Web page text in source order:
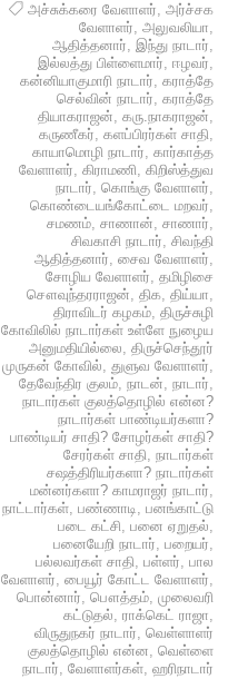
அச்சுக்கரை வேளாளர், அர்ச்சக
வேளாளர், அலுவலியா,
ஆதித்தனார், இந்து நாடார்,
இல்லத்து பிள்ளைமார், ஈழவர்,
கன்னியாகுமாரி நாடார், கராத்தே
செல்வின் நாடார், கராத்தே
தியாகராஜன், கரு.நாகராஜன்,
கருணீகர், களப்பிரர்கள் சாதி,
காயாமொழி நாடார், கார்காத்த
வேளாளர், கிராமணி, கிறிஸ்த்துவ
நாடார், கொங்கு வேளாளர்,
கொண்டையங்கோட்டை மறவர்,
சமணம், சாணான், சாணார்,
சிவகாசி நாடார், சிவந்தி
ஆதித்தனார், சைவ வேளாளர்,
சோழிய வேளாளர், தமிழிசை
சௌவுந்தரராஜன், திக, திய்யா,
திராவிடர் கழகம், திருச்சுழி
கோவிலில் நாடார்கள் உள்ளே நுழைய
அனுமதியில்லை, திருச்செந்தூர்
முருகன் கோவில், துளுவ வேளாளர்,
தேவேந்திர குலம், நாடன், நாடார்,
நாடார்கள் குலத்தொழில் என்ன?
நாடார்கள் பாண்டியர்களா?
பாண்டியர் சாதி? சோழர்கள் சாதி?
சேரர்கள் சாதி, நாடார்கள்
சஷத்திரியர்களா? நாடார்கள்
மன்னர்களா? காமராஜர் நாடார்,
நாட்டார்கள், பண்ணாடி, பனங்காட்டு
படை கட்சி, பனை ஏறுதல்,
பனையேறி நாடார், பறையர்,
பல்லவர்கள் சாதி, பள்ளர், பால
வேளாளர், பையூர் கோட்ட வேளாளர்,
பொன்னார், பௌத்தம், முலைவரி
கட்டுதல், ராக்கெட் ராஜா,
விருதுநகர் நாடார், வெள்ளாளர்
குலத்தொழில் என்ன, வெள்ளை
நாடார், வேளாளர்கள், ஹரிநாடார்